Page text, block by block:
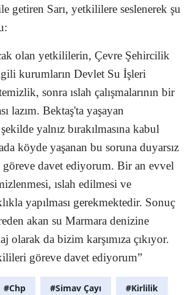
getiren Sarı, yetkililere seslenerek şu
olan yetkililerin, Çevre Şehircilik
kurumların Devlet Su İşleri
sonra ıslah çalışmalarının bir
lazım. Bektaş'ta yaşayan
yalnız bırakılmasına kabul
köyde yaşanan bu soruna duyarsız
davet ediyorum. Bir an evvel
ıslah edilmesi ve
yapılması gerekmektedir. Sonuç
akan su Marmara denizine
olarak da bizim karşımıza çıkıyor.
göreve davet ediyorum”
#Chp #Simav Çayı #Kirlilik